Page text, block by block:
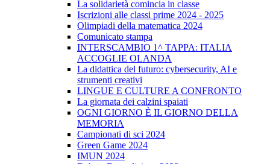
La solidarietà comincia in classe
Iscrizioni alle classi prime 2024 - 2025
Olimpiadi della matematica 2024
Comunicato stampa
INTERSCAMBIO 1^ TAPPA: ITALIA
ACCOGLIE OLANDA
La didattica del futuro: cybersecurity, AI e
strumenti creativi
LINGUE E CULTURE A CONFRONTO
La giornata dei calzini spaiati
OGNI GIORNO È IL GIORNO DELLA
MEMORIA
Campionati di sci 2024
Green Game 2024
IMUN 2024